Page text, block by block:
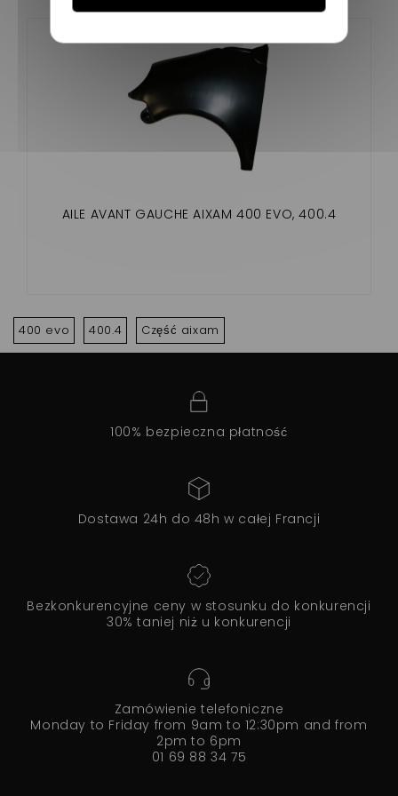
AILE AVANT GAUCHE AIXAM 400 EVO, 400.4
400 evo 400.4 Część aixam
100% bezpieczna płatność
Dostawa 24h do 48h w całej Francji
Bezkonkurencyjne ceny w stosunku do konkurencji
30% taniej niż u konkurencji
Zamówienie telefoniczne
Monday to Friday from 9am to 12:30pm and from
2pm to 6pm
01 69 88 34 75